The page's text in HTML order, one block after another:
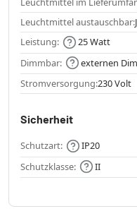
Leuchtmittel austauschbar:
Leistung:
25 Watt
Dimmbar:
externen
Stromversorgung:230 Volt
Sicherheit
Schutzart:
IP20
Schutzklasse:
II